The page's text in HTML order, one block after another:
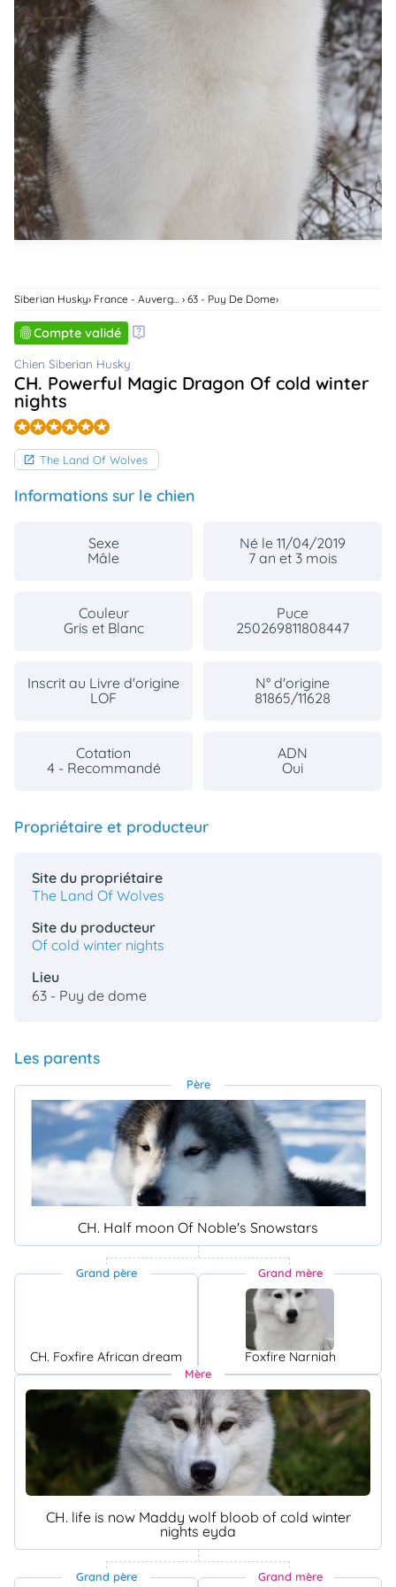
Connexion
Siberian Husky 63 - Puy De Dome
Compte validé
Chien Siberian Husky
CH. Powerful Magic Dragon Of cold winter
nights
The Land Of Wolves
Informations sur le chien
Sexe
Mâle
Né le 11/04/2019
7 an et 3 mois
Couleur
Gris et Blanc
Puce
250269811808447
Inscrit au Livre d'origine
LOF
N° d'origine
81865/11628
Cotation
4 - Recommandé
ADN
Oui
Propriétaire et producteur
Site du propriétaire
The Land Of Wolves
Site du producteur
Of cold winter nights
Lieu
63 - Puy de dome
Les parents
Père
CH. Half moon Of Noble's Snowstars
Grand père
CH. Foxfire African dream
Grand mère
Foxfire Narniah
Mère
CH. life is now Maddy wolf bloob of cold winter
nights eyda
Grand père Grand mère